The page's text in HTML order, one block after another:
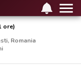
ore)
Romania